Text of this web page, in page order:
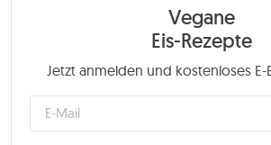
Vegane
Eis-Rezepte
Jetzt anmelden und kostenloses